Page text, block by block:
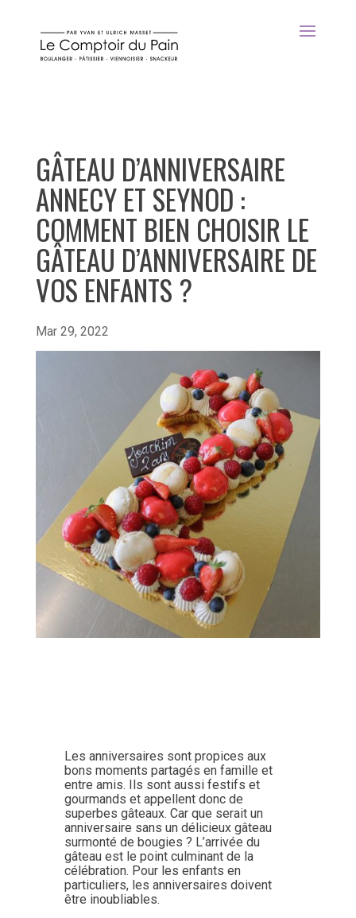
GÂTEAU D’ANNIVERSAIRE
ANNECY ET SEYNOD :
COMMENT BIEN CHOISIR LE
GÂTEAU D’ANNIVERSAIRE DE
VOS ENFANTS ?
Mar 29, 2022
Les anniversaires sont propices aux
bons moments partagés en famille et
entre amis. Ils sont aussi festifs et
gourmands et appellent donc de
superbes gâteaux. Car que serait un
anniversaire sans un délicieux gâteau
surmonté de bougies ? L’arrivée du
gâteau est le point culminant de la
célébration. Pour les enfants en
particuliers, les anniversaires doivent
être inoubliables.